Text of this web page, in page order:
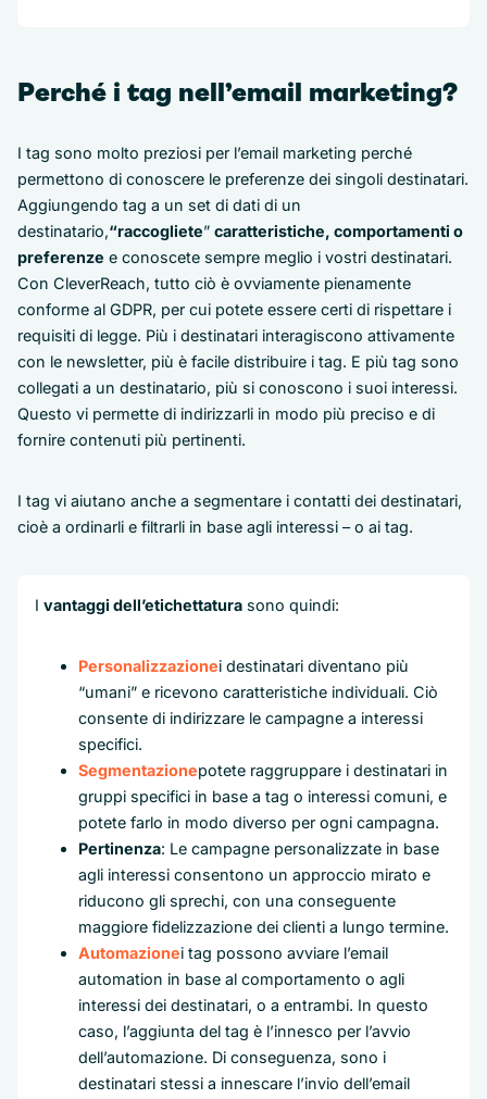
Perché i tag nell’email marketing?
I tag sono molto preziosi per l’email marketing perché
permettono di conoscere le preferenze dei singoli destinatari.
Aggiungendo tag a un set di dati di un
destinatario,“raccogliete” caratteristiche, comportamenti o
preferenze e conoscete sempre meglio i vostri destinatari.
Con CleverReach, tutto ciò è ovviamente pienamente
conforme al GDPR, per cui potete essere certi di rispettare i
requisiti di legge. Più i destinatari interagiscono attivamente
con le newsletter, più è facile distribuire i tag. E più tag sono
collegati a un destinatario, più si conoscono i suoi interessi.
Questo vi permette di indirizzarli in modo più preciso e di
fornire contenuti più pertinenti.
I tag vi aiutano anche a segmentare i contatti dei destinatari,
cioè a ordinarli e filtrarli in base agli interessi – o ai tag.
I vantaggi dell’etichettatura sono quindi:
Personalizzazionei destinatari diventano più
“umani” e ricevono caratteristiche individuali. Ciò
consente di indirizzare le campagne a interessi
specifici.
Segmentazionepotete raggruppare i destinatari in
gruppi specifici in base a tag o interessi comuni, e
potete farlo in modo diverso per ogni campagna.
Pertinenza: Le campagne personalizzate in base
agli interessi consentono un approccio mirato e
riducono gli sprechi, con una conseguente
maggiore fidelizzazione dei clienti a lungo termine.
Automazionei tag possono avviare l’email
automation in base al comportamento o agli
interessi dei destinatari, o a entrambi. In questo
caso, l’aggiunta del tag è l’innesco per l’avvio
dell’automazione. Di conseguenza, sono i
destinatari stessi a innescare l’invio dell’email